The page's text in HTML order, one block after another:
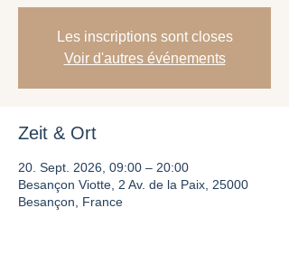
Les inscriptions sont closes
Voir d'autres événements
Zeit & Ort
20. Sept. 2026, 09:00 – 20:00
Besançon Viotte, 2 Av. de la Paix, 25000
Besançon, France